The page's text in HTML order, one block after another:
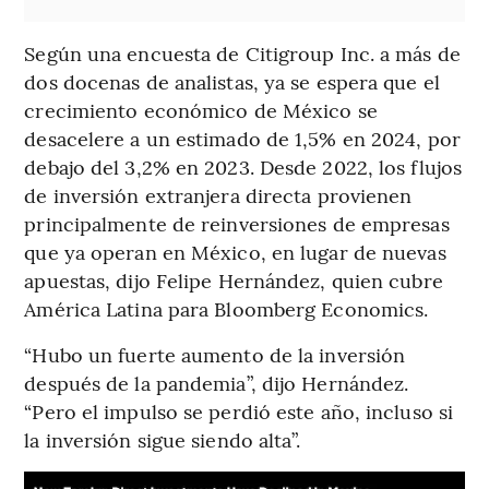
Según una encuesta de Citigroup Inc. a más de
dos docenas de analistas, ya se espera que el
crecimiento económico de México se
desacelere a un estimado de 1,5% en 2024, por
debajo del 3,2% en 2023. Desde 2022, los flujos
de inversión extranjera directa provienen
principalmente de reinversiones de empresas
que ya operan en México, en lugar de nuevas
apuestas, dijo Felipe Hernández, quien cubre
América Latina para Bloomberg Economics.
“Hubo un fuerte aumento de la inversión
después de la pandemia”, dijo Hernández.
“Pero el impulso se perdió este año, incluso si
la inversión sigue siendo alta”.